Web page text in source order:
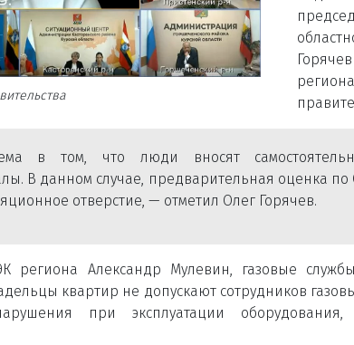
в том, что люди вносят
В данном случае, предварительная оценка по
отверстие, — отметил Олег Горячев.
региона Александр Мулевин, газовые
квартир не допускают сотрудников
при эксплуатации